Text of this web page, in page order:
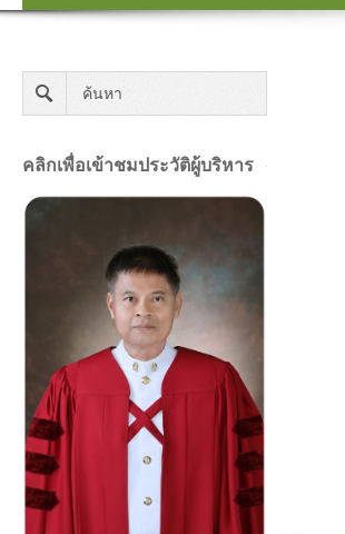
คลิกเพื่อเข้าชมประวัติผู้บริหาร